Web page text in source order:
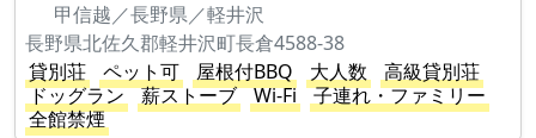
甲信越／長野県／軽井沢
長野県北佐久郡軽井沢町長倉4588-38
貸別荘
ペット可 屋根付BBQ 大人数
高級貸別荘
ドッグラン
薪ストーブ Wi-Fi
子連れ・ファミリー
全館禁煙